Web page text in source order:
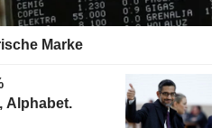
Marke
Alphabet.